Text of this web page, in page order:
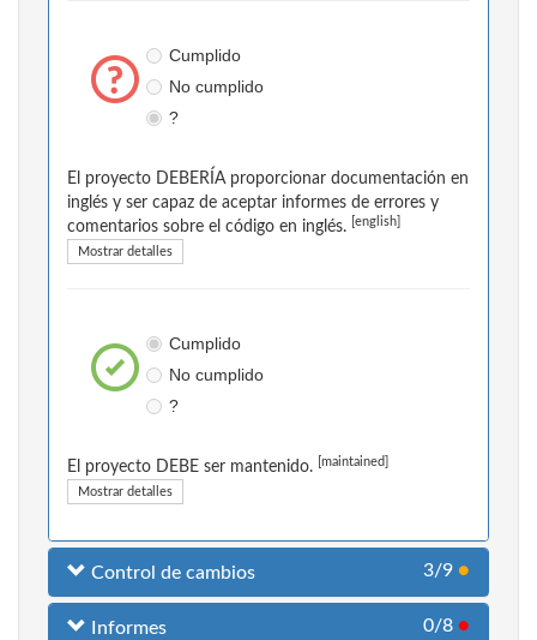
Cumplido
No cumplido
?
El proyecto DEBERÍA proporcionar documentación en
inglés y ser capaz de aceptar informes de errores y
comentarios sobre el código en inglés.
[english]
Mostrar detalles
Cumplido
No cumplido
?
El proyecto DEBE ser mantenido. [maintained]
Mostrar detalles
Control de cambios 3/9 ●
Informes 0/8 ●